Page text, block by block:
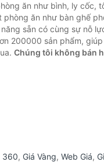
ăn như bình, ly cốc,
ăn như bàn ghế
sẵn có cùng sự nỗ
200000 sản phẩm, giúp
Chúng tôi không bán
360, Giá Vàng, Web Giá,